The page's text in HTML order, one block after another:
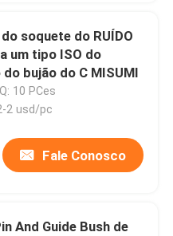
soquete do RUÍDO
um tipo ISO do
bujão do C MISUMI
10 PCes
2 usd/pc
Fale Conosco
And Guide Bush de